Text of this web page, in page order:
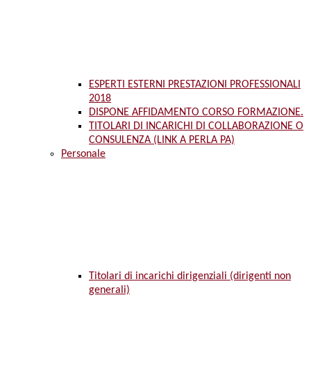
ESPERTI ESTERNI PRESTAZIONI PROFESSIONALI
2018
DISPONE AFFIDAMENTO CORSO FORMAZIONE.
TITOLARI DI INCARICHI DI COLLABORAZIONE O
CONSULENZA (LINK A PERLA PA)
Personale
Titolari di incarichi dirigenziali (dirigenti non
generali)